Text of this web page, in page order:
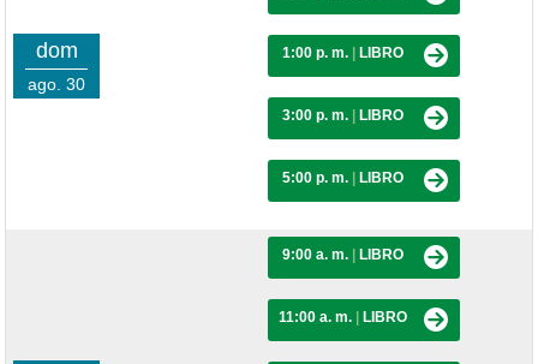
dom
ago. 30
1:00 p. m. LIBRO
3:00 p. m. LIBRO
5:00 p. m. LIBRO
9:00 a. m. LIBRO
11:00 a. m. LIBRO